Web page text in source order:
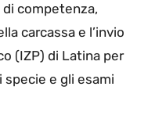
competenza,
carcassa e l’invio
(IZP) di Latina per
specie e gli esami